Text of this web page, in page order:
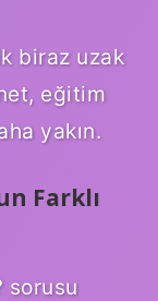
biraz uzak
eğitim
yakın.
Farklı
sorusu